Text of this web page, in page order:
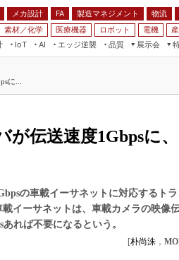
メカ設計 FA 製造マネジメント 物流
素材／化学 医療機器 ロボット 電機
IoT
AI
エッジ逆襲 品質
展示会
TECHNO-FRONTIER
テク展
VR／AR
フィールドサービス
組み込み画像技術
組み込みモデリング
FA
に...
伝送速度1Gbpsに、
の車載イーサネットに対応するト
イーサネットは、車載カメラの映像
れば不要になるという。
[朴尚洙 ，